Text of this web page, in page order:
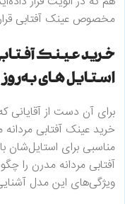
مخصوص عینک آفتابی
خرید عینک
استایل های به‌روز
برای آن دست از آقایانی
خرید عینک آفتابی
مناسبی برای استایل‌شان
آفتابی مردانه مدرن را
ویژگی‌های این مدل